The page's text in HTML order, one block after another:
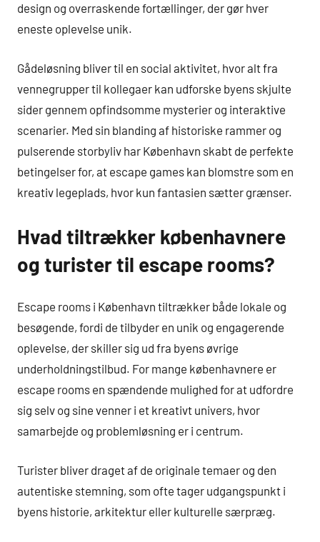
design og overraskende fortællinger, der gør hver
eneste oplevelse unik.
Gådeløsning bliver til en social aktivitet, hvor alt fra
vennegrupper til kollegaer kan udforske byens skjulte
sider gennem opfindsomme mysterier og interaktive
scenarier. Med sin blanding af historiske rammer og
pulserende storbyliv har København skabt de perfekte
betingelser for, at escape games kan blomstre som en
kreativ legeplads, hvor kun fantasien sætter grænser.
Hvad tiltrækker københavnere
og turister til escape rooms?
Escape rooms i København tiltrækker både lokale og
besøgende, fordi de tilbyder en unik og engagerende
oplevelse, der skiller sig ud fra byens øvrige
underholdningstilbud. For mange københavnere er
escape rooms en spændende mulighed for at udfordre
sig selv og sine venner i et kreativt univers, hvor
samarbejde og problemløsning er i centrum.
Turister bliver draget af de originale temaer og den
autentiske stemning, som ofte tager udgangspunkt i
byens historie, arkitektur eller kulturelle særpræg.